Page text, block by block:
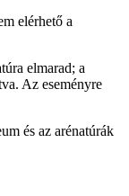
elérhető a
elmarad; a
Az eseményre
és az arénatúrák